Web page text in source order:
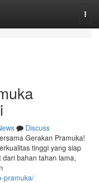
Discuss
Gerakan Pramuka!
tinggi yang siap
bahan tahan lama,
pramuka/